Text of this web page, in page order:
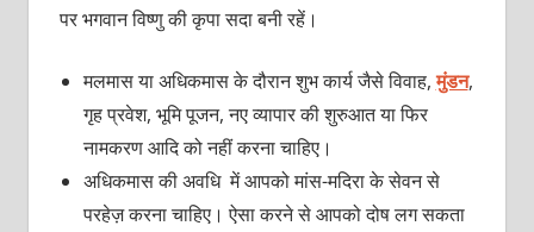
पर भगवान विष्णु की कृपा सदा बनी रहें।
मलमास या अधिकमास के दौरान शुभ कार्य जैसे विवाह,मुंडन,
गृह प्रवेश, भूमि पूजन, नए व्यापार की शुरुआत या फिर
नामकरण आदि को नहीं करना चाहिए।
अधिकमास की अवधि में आपको मांस-मदिरा के सेवन से
परहेज़ करना चाहिए। ऐसा करने से आपको दोष लग सकता